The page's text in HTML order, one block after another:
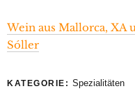
Wein aus Mallorca, XA
Sóller
KATEGORIE: Spezialitäten